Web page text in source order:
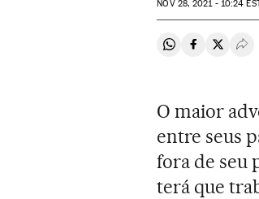
NOV28, 2021 - 10:24
Compartir en
Compartir
O maior
entre seus
fora de seu
terá que